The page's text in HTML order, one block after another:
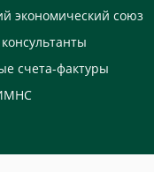
экономический союз
счета-фактуры